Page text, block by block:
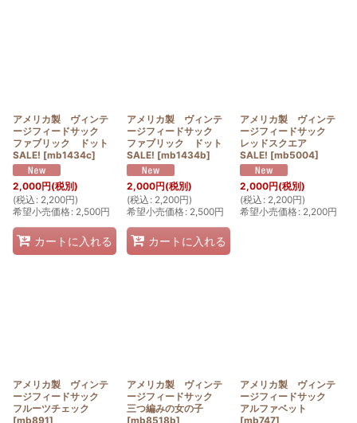
アメリカ製 ヴィンテ
ージフィードサック
ファブリック ドット
SALE! [mb1434c]
2,000円(税別)
(税込 : 2,200円)
希望小売価格: 2,500円
カートに入れる
アメリカ製 ヴィンテ
ージフィードサック
ファブリック ドット
SALE! [mb1434b]
2,000円(税別)
(税込 : 2,200円)
希望小売価格: 2,500円
カートに入れる
アメリカ製 ヴィンテ
ージフィードサック
レッドスクエア
SALE! [mb5004]
2,000円(税別)
(税込 : 2,200円)
希望小売価格: 2,200円
アメリカ製 ヴィンテ
ージフィードサック
フルーツチェック
[mb891]
アメリカ製 ヴィンテ
ージフィードサック
三つ編みの女の子
[mb8518b]
アメリカ製 ヴィンテ
ージフィードサック
アルファベット
[mb747]